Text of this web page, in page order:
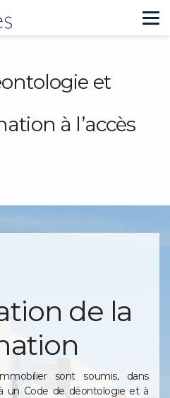
et
à l’accès
de la
sont soumis, dans
un Code de déontologie et à